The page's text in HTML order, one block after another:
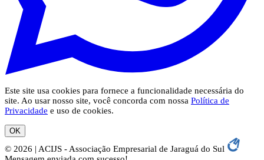
Este site usa cookies para fornece a funcionalidade necessária do
site. Ao usar nosso site, você concorda com nossa Política de
Privacidade e uso de cookies.
OK
© 2026 | ACIJS - Associação Empresarial de Jaraguá do Sul